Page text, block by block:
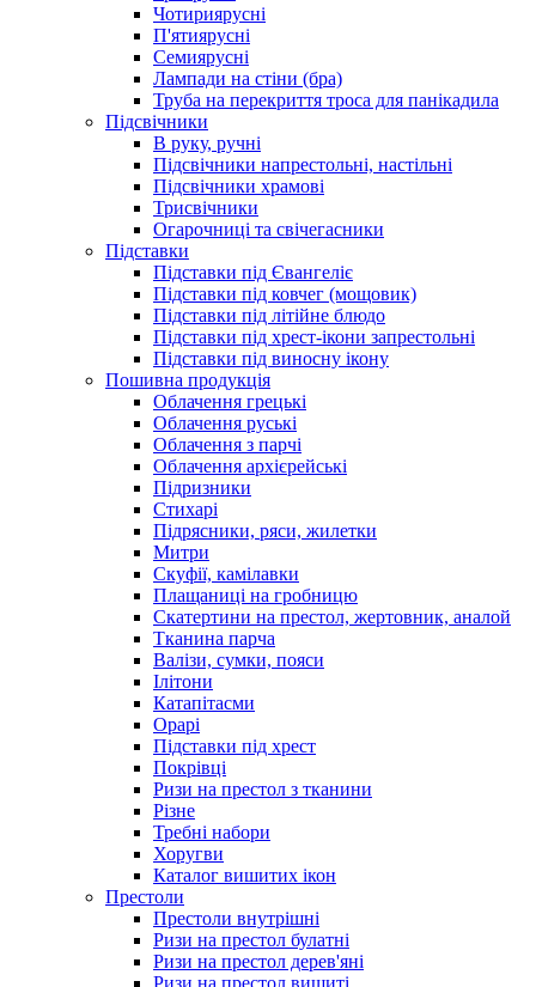
Чотириярусні
П'ятиярусні
Семиярусні
Лампади на стіни (бра)
Труба на перекриття троса для панікадила
Підсвічники
В руку, ручні
Підсвічники напрестольні, настільні
Підсвічники храмові
Трисвічники
Огарочниці та свічегасники
Підставки
Підставки під Євангеліє
Підставки під ковчег (мощовик)
Підставки під літійне блюдо
Підставки під хрест-ікони запрестольні
Підставки під виносну ікону
Пошивна продукція
Облачення грецькі
Облачення руські
Облачення з парчі
Облачення архієрейські
Підризники
Стихарі
Підрясники, ряси, жилетки
Митри
Скуфії, камілавки
Плащаниці на гробницю
Скатертини на престол, жертовник, аналой
Тканина парча
Валізи, сумки, пояси
Ілітони
Катапітасми
Орарі
Підставки під хрест
Покрівці
Ризи на престол з тканини
Різне
Требні набори
Хоругви
Каталог вишитих ікон
Престоли
Престоли внутрішні
Ризи на престол булатні
Ризи на престол дерев'яні
Ризи на престол вишиті